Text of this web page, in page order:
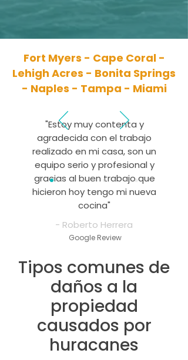
Fort Myers - Cape Coral -
Lehigh Acres - Bonita Springs
- Naples - Tampa - Miami
"Estoy muy contenta y
agradecida con el trabajo
realizado en mi casa, son un
equipo serio y profesional y
gracias al buen trabajo que
hicieron hoy tengo mi nueva
cocina"
- Roberto Herrera
Google Review
Tipos comunes de
daños a la
propiedad
causados ​​por
huracanes